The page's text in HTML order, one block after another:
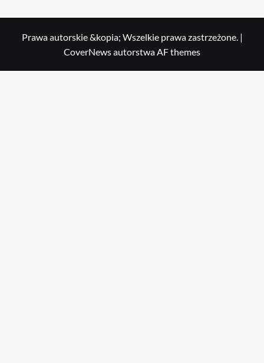
Prawa autorskie &kopia; Wszelkie prawa zastrzeżone. |
CoverNewsautorstwa AF themes